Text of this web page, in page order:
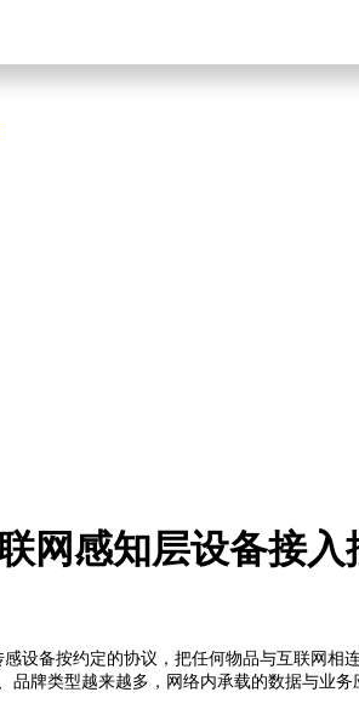
网感知层设备接
设备按约定的协议，把任何物品与互联网
牌类型越来越多，网络内承载的数据与业